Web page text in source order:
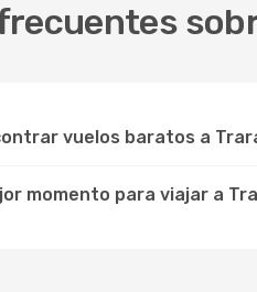
vuelos baratos a
momento para viajar a